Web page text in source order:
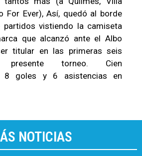
For Ever), Así, quedó al borde
partidos vistiendo la camiseta
que alcanzó ante el Albo
titular en las primeras seis
torneo. Cien
8 goles y 6 asistencias en
NOTICIAS